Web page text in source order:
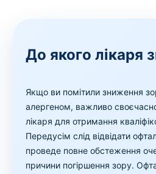
До якого лікаря
Якщо ви помітили зниження
алергеном, важливо
лікаря для отримання
Передусім слід відвідати
проведе повне обстеження
причини погіршення зору.